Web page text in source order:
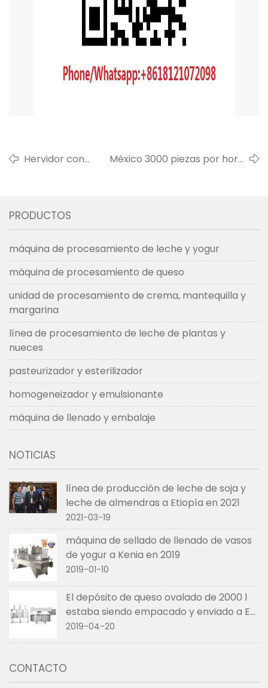
Hervidor con
México 3000 piezas por hora
PRODUCTOS
máquina de procesamiento de leche y yogur
máquina de procesamiento de queso
unidad de procesamiento de crema, mantequilla y
margarina
línea de procesamiento de leche de plantas y
nueces
pasteurizador y esterilizador
homogeneizador y emulsionante
máquina de llenado y embalaje
NOTICIAS
línea de producción de leche de soja y
leche de almendras a Etiopía en 2021
2021-03-19
máquina de sellado de llenado de vasos
de yogur a Kenia en 2019
2019-01-10
El depósito de queso ovalado de 2000 l
estaba siendo empacado y enviado a EE.
UU. en abril de 2019
2019-04-20
CONTACTO